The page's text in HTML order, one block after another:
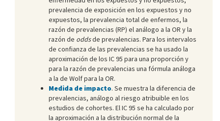
prevalencia de exposición en los expuestos y no
expuestos, la prevalencia total de enfermos, la
razón de prevalencias (RP) el análogo a la OR y la
razón de oddsde prevalencias. Para los intervalos
de confianza de las prevalencias se ha usado la
aproximación de los IC 95 para una proporción y
para la razón de prevalencias una fórmula análoga
a la de Wolf para la OR.
Medida de impacto. Se muestra la diferencia de
prevalencias, análogo al riesgo atribuible en los
estudios de cohortes. El IC 95 se ha calculado por
la aproximación a la distribución normal de la